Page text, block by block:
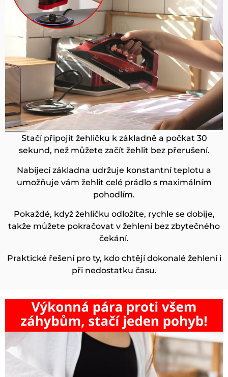
Stačí připojit žehličku k základně a počkat 30
sekund, než můžete začít žehlit bez přerušení.
Nabíjecí základna udržuje konstantní teplotu a
umožňuje vám žehlit celé prádlo s maximálním
pohodlím.
Pokaždé, když žehličku odložíte, rychle se dobije,
takže můžete pokračovat v žehlení bez zbytečného
čekání.
Praktické řešení pro ty, kdo chtějí dokonalé žehlení i
při nedostatku času.